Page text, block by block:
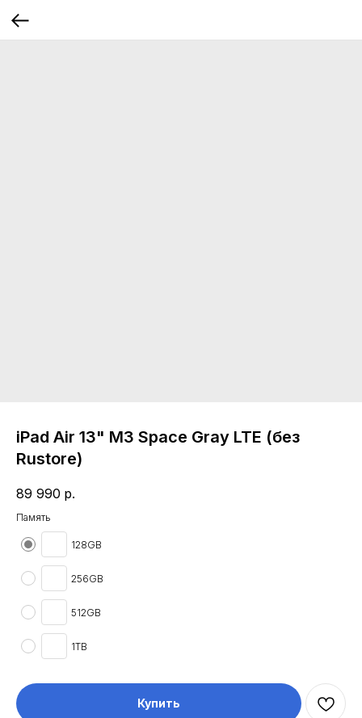
iPad Air 13" M3 Space Gray LTE (без
Rustore)
89 990 р.
Память
128GB
256GB
512GB
1TB
Купить